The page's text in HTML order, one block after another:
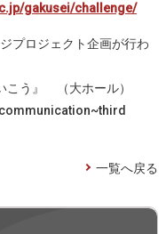
gakusei/challenge/
プロジェクト企画が行わ
う』 （大ホール）
一覧へ戻る